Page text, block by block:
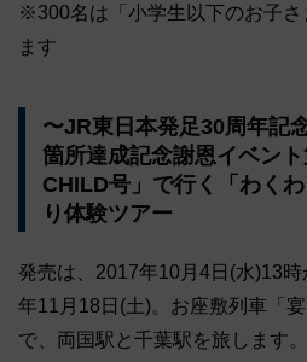
※300名は「小学生以下のお子さ
ます
〜JR東日本発足30周年記
箇所達成記念謝恩イベン
CHILD号」で行く「わく
り体験ツアー
発売は、2017年10月4日(水)13
年11月18日(土)。お座敷列車「
で、両国駅と千葉駅を旅します